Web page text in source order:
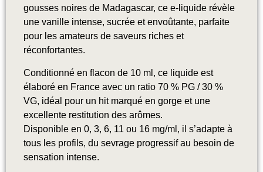
gousses noires de Madagascar, ce e-liquide révèle
une vanille intense, sucrée et envoûtante, parfaite
pour les amateurs de saveurs riches et
réconfortantes.
Conditionné en flacon de 10 ml, ce liquide est
élaboré en France avec un ratio 70 % PG / 30 %
VG, idéal pour un hit marqué en gorge et une
excellente restitution des arômes.
Disponible en 0, 3, 6, 11 ou 16 mg/ml, il s’adapte à
tous les profils, du sevrage progressif au besoin de
sensation intense.